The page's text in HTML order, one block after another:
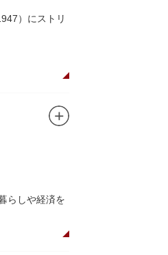
、展示・学
）にストリ
らしや経済を